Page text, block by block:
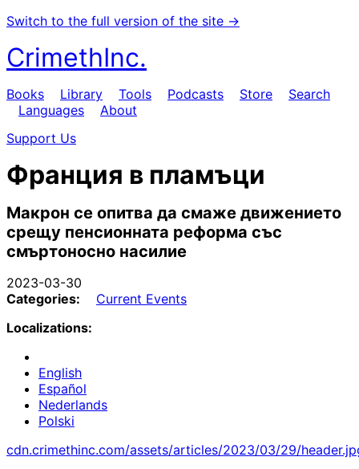
Switch to the full version of the site →
CrimethInc.
Books Library Tools Podcasts Store
Search
Languages
About
Support Us
Франция в пламъци
Макрон се опитва да смаже движението
срещу пенсионната реформа със
смъртоносно насилие
2023-03-30
Categories:
Current Events
Localizations:
English
Español
Nederlands
Polski
cdn.crimethinc.com/assets/articles/2023/03/29/